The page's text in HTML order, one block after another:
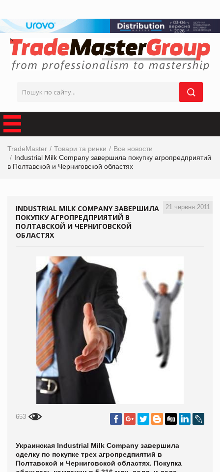
TradeMaster Товари та ринки
Все новости
Industrial Milk Company завершила покупку агропредприятий
в Полтавской и Черниговской областях
21 червня 2011
INDUSTRIAL MILK COMPANY ЗАВЕРШИЛА
ПОКУПКУ АГРОПРЕДПРИЯТИЙ В
ПОЛТАВСКОЙ И ЧЕРНИГОВСКОЙ
ОБЛАСТЯХ
653
Украинская Industrial Milk Company завершила
сделку по покупке трех агропредпиятий в
Полтавской и Черниговской областях. Покупка